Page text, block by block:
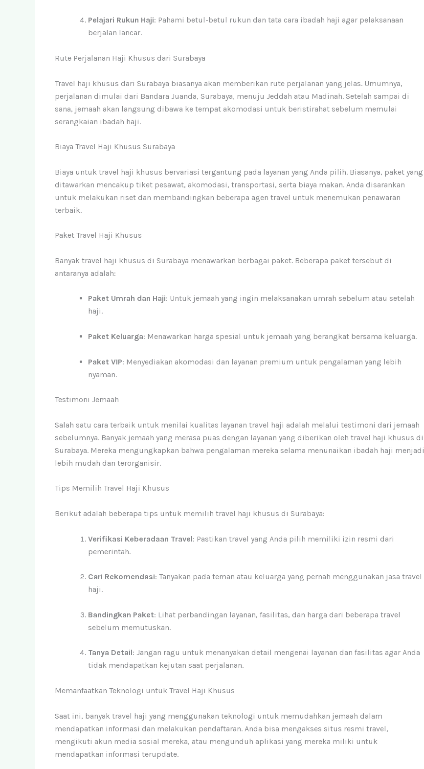
Pelajari Rukun Haji: Pahami betul-betul rukun dan tata cara ibadah haji agar pelaksanaan
berjalan lancar.
Rute Perjalanan Haji Khusus dari Surabaya
Travel haji khusus dari Surabaya biasanya akan memberikan rute perjalanan yang jelas. Umumnya,
perjalanan dimulai dari Bandara Juanda, Surabaya, menuju Jeddah atau Madinah. Setelah sampai di
sana, jemaah akan langsung dibawa ke tempat akomodasi untuk beristirahat sebelum memulai
serangkaian ibadah haji.
Biaya Travel Haji Khusus Surabaya
Biaya untuk travel haji khusus bervariasi tergantung pada layanan yang Anda pilih. Biasanya, paket yang
ditawarkan mencakup tiket pesawat, akomodasi, transportasi, serta biaya makan. Anda disarankan
untuk melakukan riset dan membandingkan beberapa agen travel untuk menemukan penawaran
terbaik.
Paket Travel Haji Khusus
Banyak travel haji khusus di Surabaya menawarkan berbagai paket. Beberapa paket tersebut di
antaranya adalah:
Paket Umrah dan Haji: Untuk jemaah yang ingin melaksanakan umrah sebelum atau setelah
haji.
Paket Keluarga: Menawarkan harga spesial untuk jemaah yang berangkat bersama keluarga.
Paket VIP: Menyediakan akomodasi dan layanan premium untuk pengalaman yang lebih
nyaman.
Testimoni Jemaah
Salah satu cara terbaik untuk menilai kualitas layanan travel haji adalah melalui testimoni dari jemaah
sebelumnya. Banyak jemaah yang merasa puas dengan layanan yang diberikan oleh travel haji khusus di
Surabaya. Mereka mengungkapkan bahwa pengalaman mereka selama menunaikan ibadah haji menjadi
lebih mudah dan terorganisir.
Tips Memilih Travel Haji Khusus
Berikut adalah beberapa tips untuk memilih travel haji khusus di Surabaya:
Verifikasi Keberadaan Travel: Pastikan travel yang Anda pilih memiliki izin resmi dari
pemerintah.
Cari Rekomendasi: Tanyakan pada teman atau keluarga yang pernah menggunakan jasa travel
haji.
Bandingkan Paket: Lihat perbandingan layanan, fasilitas, dan harga dari beberapa travel
sebelum memutuskan.
Tanya Detail: Jangan ragu untuk menanyakan detail mengenai layanan dan fasilitas agar Anda
tidak mendapatkan kejutan saat perjalanan.
Memanfaatkan Teknologi untuk Travel Haji Khusus
Saat ini, banyak travel haji yang menggunakan teknologi untuk memudahkan jemaah dalam
mendapatkan informasi dan melakukan pendaftaran. Anda bisa mengakses situs resmi travel,
mengikuti akun media sosial mereka, atau mengunduh aplikasi yang mereka miliki untuk
mendapatkan informasi terupdate.